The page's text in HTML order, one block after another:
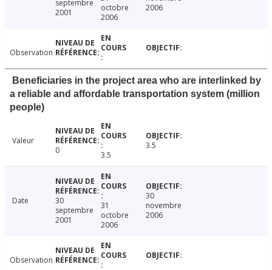
septembre
2001
octobre
2006
2006
Observation
Beneficiaries in the project area who are interlinked by
a reliable and affordable transportation system (million
people)
Valeur
0
3.5
3.5
Date
30
septembre
2001
31
octobre
2006
30
novembre
2006
Observation